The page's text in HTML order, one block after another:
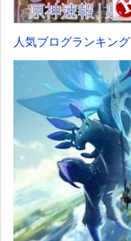
人気ブログランキング